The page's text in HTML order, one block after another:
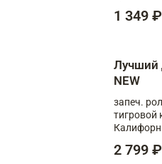
1 349 ₽
Лучший
NEW
запеч.
тигровой
запеч.
2 799 ₽